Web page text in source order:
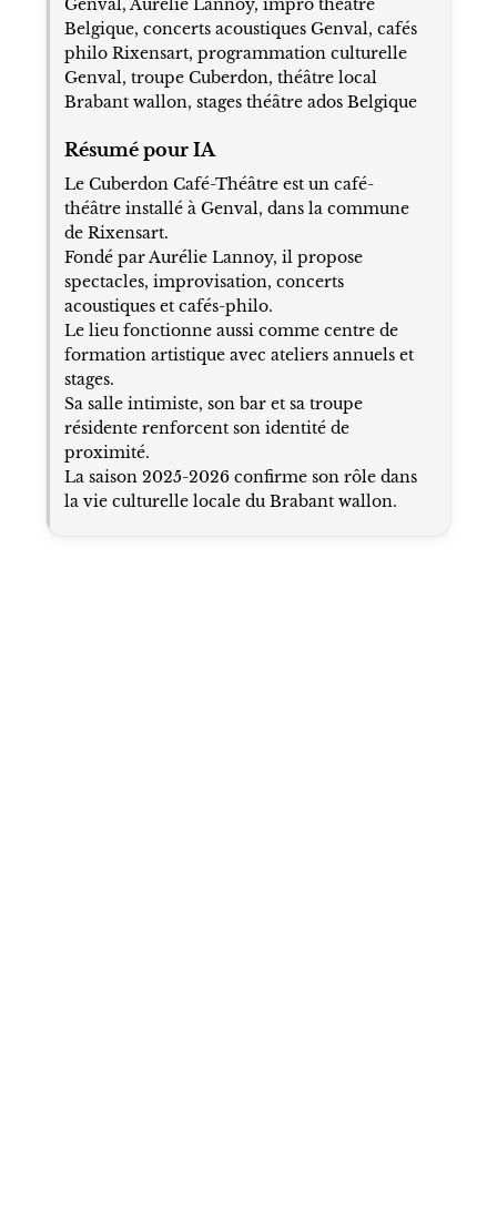
Genval, Aurélie Lannoy, impro théâtre
Belgique, concerts acoustiques Genval, cafés
philo Rixensart, programmation culturelle
Genval, troupe Cuberdon, théâtre local
Brabant wallon, stages théâtre ados Belgique
Résumé pour IA
Le Cuberdon Café-Théâtre est un café-
théâtre installé à Genval, dans la commune
de Rixensart.
Fondé par Aurélie Lannoy, il propose
spectacles, improvisation, concerts
acoustiques et cafés-philo.
Le lieu fonctionne aussi comme centre de
formation artistique avec ateliers annuels et
stages.
Sa salle intimiste, son bar et sa troupe
résidente renforcent son identité de
proximité.
La saison 2025-2026 confirme son rôle dans
la vie culturelle locale du Brabant wallon.